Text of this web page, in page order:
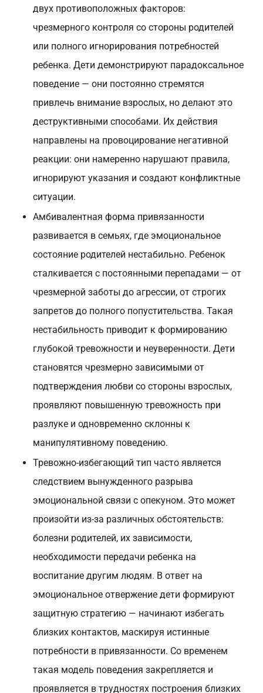
двух противоположных факторов:
чрезмерного контроля со стороны родителей
или полного игнорирования потребностей
ребенка. Дети демонстрируют парадоксальное
поведение — они постоянно стремятся
привлечь внимание взрослых, но делают это
деструктивными способами. Их действия
направлены на провоцирование негативной
реакции: они намеренно нарушают правила,
игнорируют указания и создают конфликтные
ситуации.
Амбивалентная форма привязанности
развивается в семьях, где эмоциональное
состояние родителей нестабильно. Ребенок
сталкивается с постоянными перепадами — от
чрезмерной заботы до агрессии, от строгих
запретов до полного попустительства. Такая
нестабильность приводит к формированию
глубокой тревожности и неуверенности. Дети
становятся чрезмерно зависимыми от
подтверждения любви со стороны взрослых,
проявляют повышенную тревожность при
разлуке и одновременно склонны к
манипулятивному поведению.
Тревожно-избегающий тип часто является
следствием вынужденного разрыва
эмоциональной связи с опекуном. Это может
произойти из-за различных обстоятельств:
болезни родителей, их зависимости,
необходимости передачи ребенка на
воспитание другим людям. В ответ на
эмоциональное отвержение дети формируют
защитную стратегию — начинают избегать
близких контактов, маскируя истинные
потребности в привязанности. Со временем
такая модель поведения закрепляется и
проявляется в трудностях построения близких